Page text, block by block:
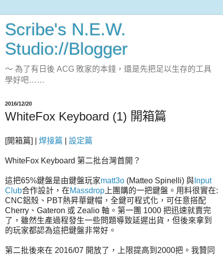
Scribe's N.E.W.
Studio://Blogger
～ 為了有日後 ACG 敗家的本錢，還是先把足以生存的工具
學好吧……
2016/12/20
WhiteFox Keyboard (1) 開箱篇
[開箱篇] | 焊接篇 設定篇
WhiteFox Keyboard 第二批台灣首開？
這把65%鍵盤是由鍵盤玩家matt3o (Matteo Spinelli) 與 Input
Club合作設計，在Massdrop 上團購的一把鍵盤。用料很實在:
CNC鋁殼、PBT熱昇華鍵帽，全鍵可程式化，可任意搭配
Cherry、Gateron 或 Zealio 軸。第一團 1000 把迅速就賣完
了，雖然生產過程發生一些問題導致延遲出貨，但後來拿到
的玩家都認為這把鍵盤非常好。
第二批後來在 2016/07 開放了，上限提高到2000把。我贊同